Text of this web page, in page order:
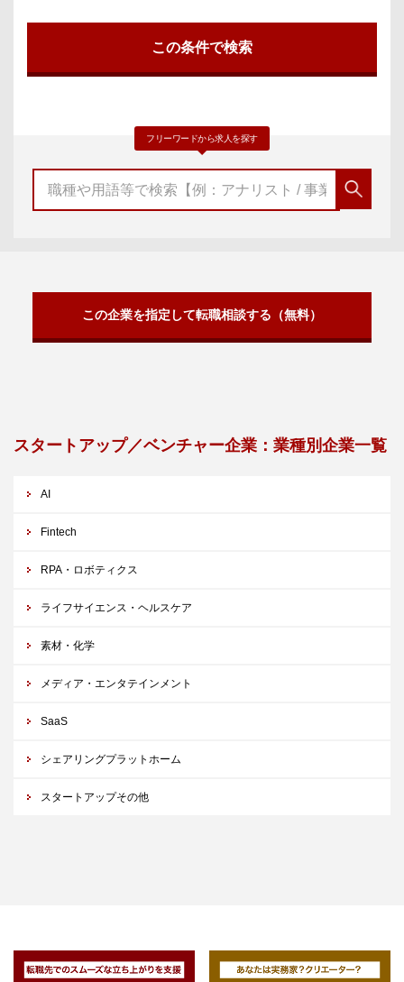
フリーワードから求人を探す
この企業を指定して転職相談する（無料）
スタートアップ／ベンチャー企業：業種別企業一覧
AI
Fintech
RPA・ロボティクス
ライフサイエンス・ヘルスケア
素材・化学
メディア・エンタテインメント
SaaS
シェアリングプラットホーム
スタートアップその他